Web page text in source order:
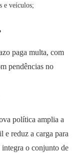
e veículos;
paga multa, com
pendências no
política amplia a
e reduz a carga para
o conjunto de